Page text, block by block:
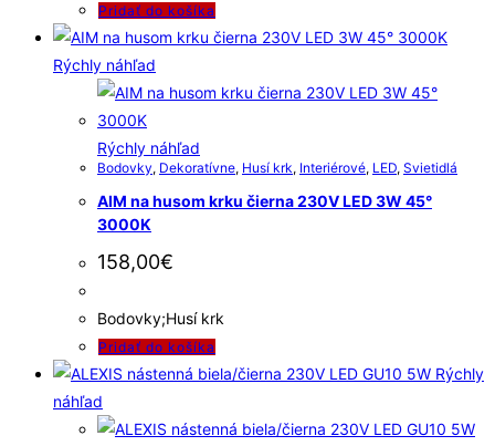
Pridať do košíka
Rýchly náhľad
Rýchly náhľad
Bodovky, Dekoratívne, Husí krk, Interiérové, LED, Svietidlá
AIM na husom krku čierna 230V LED 3W 45°
3000K
158,00€
Bodovky;Husí krk
Pridať do košíka
Rýchly
náhľad